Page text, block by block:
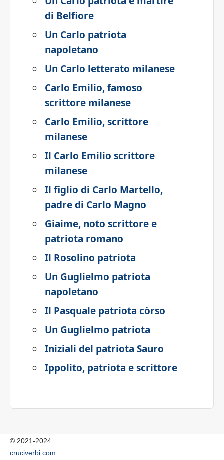
di Belfiore
Un Carlo patriota
napoletano
Un Carlo letterato milanese
Carlo Emilio, famoso
scrittore milanese
Carlo Emilio, scrittore
milanese
Il Carlo Emilio scrittore
milanese
Il figlio di Carlo Martello,
padre di Carlo Magno
Giaime, noto scrittore e
patriota romano
Il Rosolino patriota
Un Guglielmo patriota
napoletano
Il Pasquale patriota còrso
Un Guglielmo patriota
Iniziali del patriota Sauro
Ippolito, patriota e scrittore
© 2021-2024
cruciverbi.com